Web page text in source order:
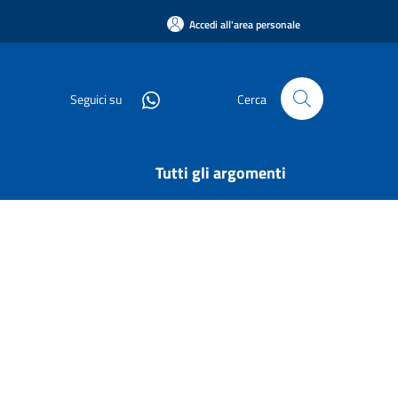
Accedi all'area personale
Seguici su Cerca
Tutti gli argomenti